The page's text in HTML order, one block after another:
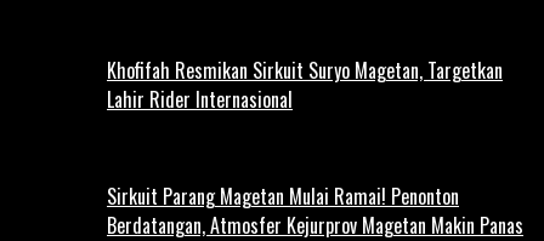
Khofifah Resmikan Sirkuit Suryo Magetan, Targetkan
Lahir Rider Internasional
Sirkuit Parang Magetan Mulai Ramai! Penonton
Berdatangan, Atmosfer Kejurprov Magetan Makin Panas